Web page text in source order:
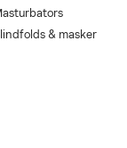
& masker